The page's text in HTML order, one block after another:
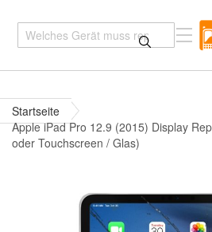
Startseite
Apple iPad Pro 12.9 (2015) Display
oder Touchscreen / Glas)